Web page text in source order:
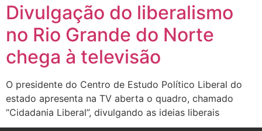
Divulgação do liberalismo
no Rio Grande do Norte
chega à televisão
O presidente do Centro de Estudo Político Liberal do
estado apresenta na TV aberta o quadro, chamado
“Cidadania Liberal”, divulgando as ideias liberais